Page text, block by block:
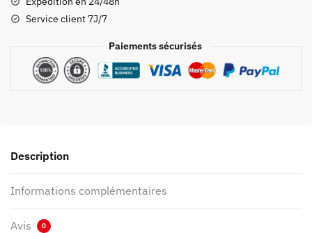
Lune
Supérieure
Service client 7J/7
Paiements sécurisés
Description
Informations complémentaires
Avis 0